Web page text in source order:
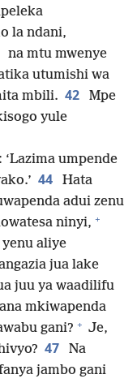
la ndani,
na mtu mwenye
utumishi wa
mbili. 42
Mpe
yule
umpende
44
Hata
adui zenu
ninyi, +
aliye
jua lake
juu ya waadilifu
mkiwapenda
gani? + Je,
47
Na
jambo gani